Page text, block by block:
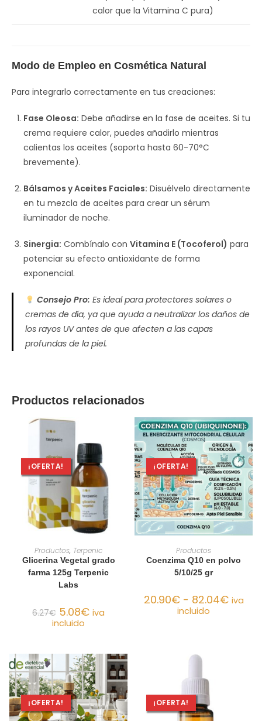
calor que la Vitamina C pura)
Modo de Empleo en Cosmética Natural
Para integrarlo correctamente en tus creaciones:
Fase Oleosa: Debe añadirse en la fase de aceites. Si tu
crema requiere calor, puedes añadirlo mientras
calientas los aceites (soporta hasta 60-70°C
brevemente).
Bálsamos y Aceites Faciales: Disuélvelo directamente
en tu mezcla de aceites para crear un sérum
iluminador de noche.
Sinergia: Combínalo con Vitamina E (Tocoferol) para
potenciar su efecto antioxidante de forma
exponencial.
Consejo Pro: Es ideal para protectores solares o
cremas de día, ya que ayuda a neutralizar los daños de
los rayos UV antes de que afecten a las capas
profundas de la piel.
Productos relacionados
¡OFERTA!
AÑADIR AL CARRITO
Productos, Terpenic
Glicerina Vegetal grado
farma 125g Terpenic
Labs
6.27€ 5.08€ iva
incluido
¡OFERTA!
SELECCIONAR OPCIONES
Productos
Coenzima Q10 en polvo
5/10/25 gr
20.90€ - 82.04€ iva
incluido
¡OFERTA! ¡OFERTA!